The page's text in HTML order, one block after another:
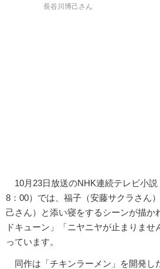
長谷川博己さん
10月23日放送のNHK連続テレビ小
8：00）では、福子（安藤サクラさん
己さん）と添い寝をするシーンが描か
ドキューン」「ニヤニヤが止まりま
っています。
同作は「チキンラーメン」を開発し